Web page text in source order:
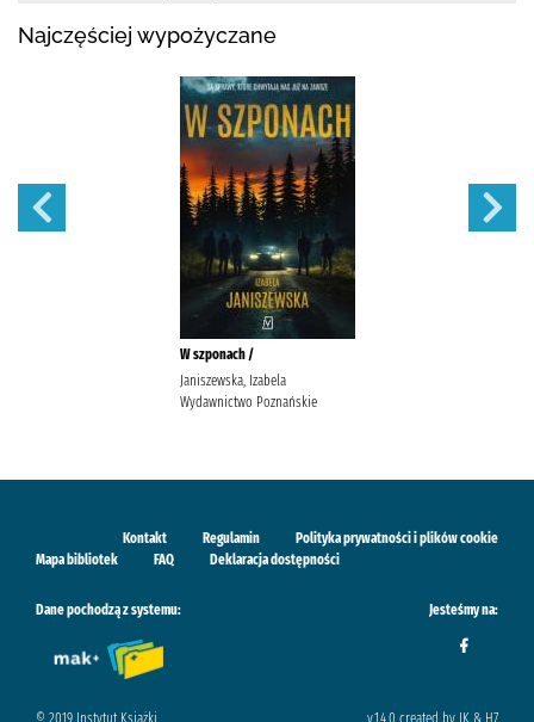
Najczęściej wypożyczane
W szponach /
Janiszewska, Izabela
Wydawnictwo Poznańskie
Kontakt Regulamin
Polityka prywatności i plików cookie
Mapa bibliotek
FAQ Deklaracja dostępności
Dane pochodzą z systemu: Jesteśmy na:
© 2019 Instytut Książki v.1.4.0 created by IK & H7